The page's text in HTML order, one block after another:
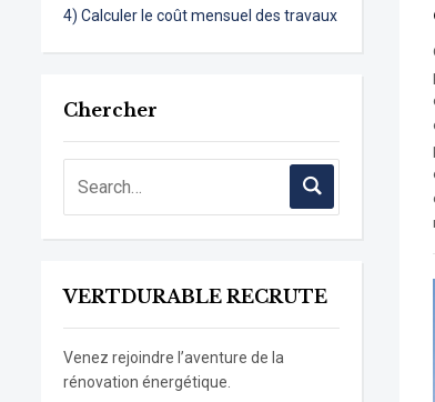
4) Calculer le coût mensuel des travaux
Chercher
VERTDURABLE RECRUTE
Venez rejoindre l’aventure de la
rénovation énergétique.